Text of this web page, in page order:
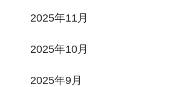
2025年11月
2025年10月
2025年9月